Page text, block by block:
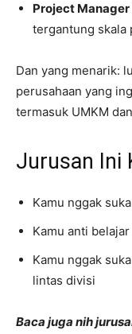
Project Manager
tergantung skala
Dan yang menarik:
perusahaan yang
termasuk UMKM
Jurusan Ini
Kamu nggak
Kamu anti
Kamu nggak
lintas divisi
Baca juga nih